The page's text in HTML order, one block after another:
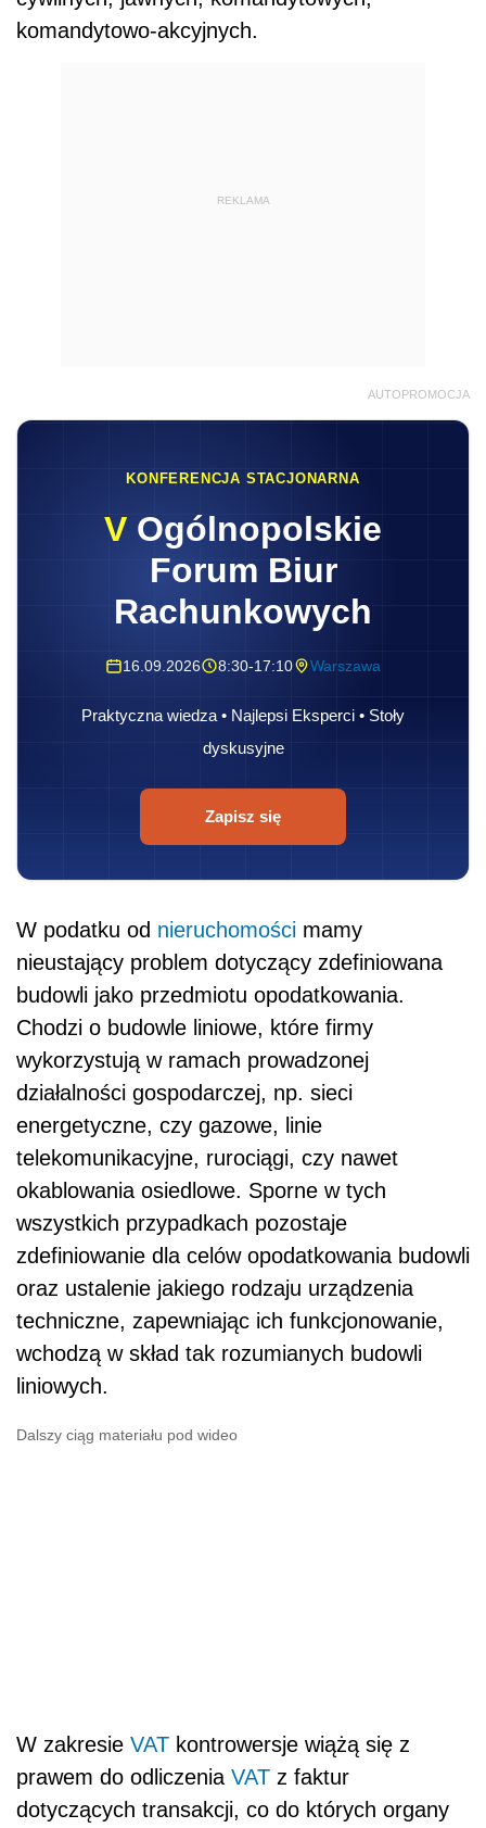
komandytowo-akcyjnych.
REKLAMA
AUTOPROMOCJA
KONFERENCJA STACJONARNA
V Ogólnopolskie
Forum Biur
Rachunkowych
16.09.2026 8:30-17:10 Warszawa
Praktyczna wiedza • Najlepsi Eksperci • Stoły
dyskusyjne
Zapisz się
W podatku od nieruchomości mamy
nieustający problem dotyczący zdefiniowana
budowli jako przedmiotu opodatkowania.
Chodzi o budowle liniowe, które firmy
wykorzystują w ramach prowadzonej
działalności gospodarczej, np. sieci
energetyczne, czy gazowe, linie
telekomunikacyjne, rurociągi, czy nawet
okablowania osiedlowe. Sporne w tych
wszystkich przypadkach pozostaje
zdefiniowanie dla celów opodatkowania budowli
oraz ustalenie jakiego rodzaju urządzenia
techniczne, zapewniając ich funkcjonowanie,
wchodzą w skład tak rozumianych budowli
liniowych.
Dalszy ciąg materiału pod wideo
W zakresie VAT kontrowersje wiążą się z
prawem do odliczenia VAT z faktur
dotyczących transakcji, co do których organy